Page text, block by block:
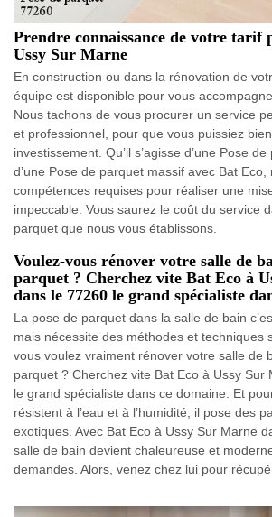
Prendre connaissance de votre tarif
Ussy Sur Marne
En construction ou dans la rénovation de
équipe est disponible pour vous
Nous tachons de vous procurer un service
et professionnel, pour que vous puissiez
investissement. Qu’il s’agisse d’une Pose
d’une Pose de parquet massif avec Bat Eco,
compétences requises pour réaliser une
impeccable. Vous saurez le coût du service
parquet que nous vous établissons.
Voulez-vous rénover votre salle de
parquet ? Cherchez vite Bat Eco à
dans le 77260 le grand spécialiste
La pose de parquet dans la salle de bain
mais nécessite des méthodes et techniques
vous voulez vraiment rénover votre salle de
parquet ? Cherchez vite Bat Eco à Ussy Sur
le grand spécialiste dans ce domaine. Et
résistent à l’eau et à l’humidité, il pose des
exotiques. Avec Bat Eco à Ussy Sur Marne
salle de bain devient chaleureuse et
demandes. Alors, venez chez lui pour